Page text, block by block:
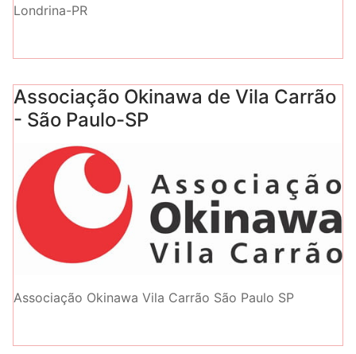
Londrina-PR
Associação Okinawa de Vila Carrão
- São Paulo-SP
Associação Okinawa Vila Carrão São Paulo SP